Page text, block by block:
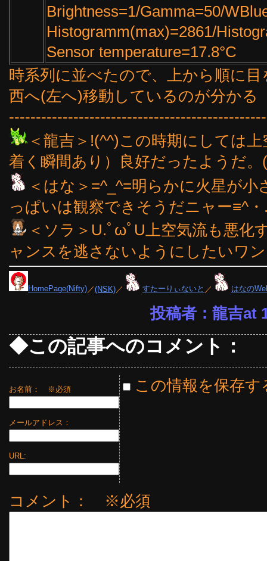
Brightness=1/Gamma=50/
Histogramm(max)=2861/
Sensor temperature=17.8°C
時系列に並べたので、上から順に
西へ(左へ)移動しているのが分かる
＜龍吉＞!(^^)この時期にしては
着く瞬間あり）良好だったようだ
＜はな＞=^_^=明らかに火星が
っぱいは観察できそうだニャー≡^
＜ソラ＞U.ﾟωﾟU上空気流も悪化
ャンスを逃さないようにしたいワ
HomePage(Nifty) ／(NSK) ／ すたーりぃないと ／ はなの
投稿者：龍吉at
◆この記事へのコメント：
お名前： ※必須
メールアドレス：
URL:
この情報を保存す
コメント： ※必須